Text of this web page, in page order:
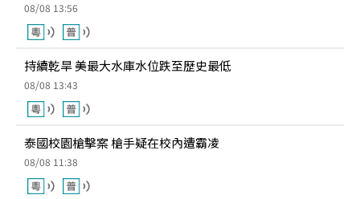
08/08 13:56
持續乾旱 美最大水庫水位跌至歷史最低
08/08 13:43
泰國校園槍擊案 槍手疑在校內遭霸凌
08/08 11:38